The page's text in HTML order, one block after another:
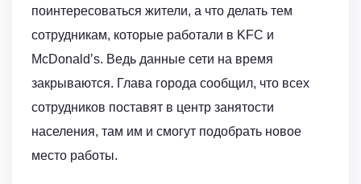
поинтересоваться жители, а что делать тем
сотрудникам, которые работали в KFC и
McDonald’s. Ведь данные сети на время
закрываются. Глава города сообщил, что всех
сотрудников поставят в центр занятости
населения, там им и смогут подобрать новое
место работы.